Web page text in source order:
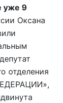
уже 9
Оксана
отделения